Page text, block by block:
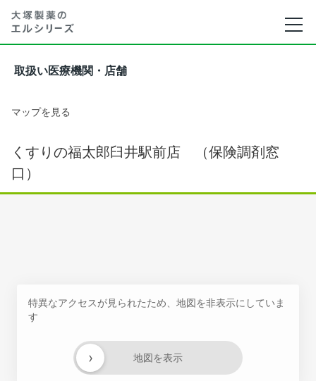
取扱い医療機関・店舗
マップを見る
くすりの福太郎臼井駅前店 （保険調剤窓
口）
特異なアクセスが見られたため、地図を非表示にしていま
す
地図を表示
›